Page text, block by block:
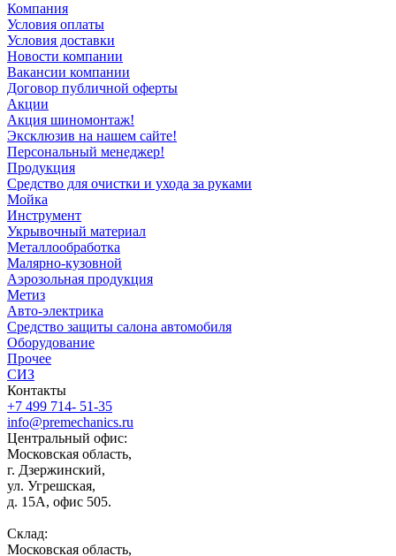
Компания
Условия оплаты
Условия доставки
Новости компании
Вакансии компании
Договор публичной оферты
Акции
Акция шиномонтаж!
Эксклюзив на нашем сайте!
Персональный менеджер!
Продукция
Средство для очистки и ухода за руками
Мойка
Инструмент
Укрывочный материал
Металлообработка
Малярно-кузовной
Аэрозольная продукция
Метиз
Авто-электрика
Средство защиты салона автомобиля
Оборудование
Прочее
СИЗ
Контакты
+7 499 714- 51-35
info@premechanics.ru
Центральный офис:
Московская область,
г. Дзержинский,
ул. Угрешская,
д. 15А, офис 505.
Склад:
Московская область,